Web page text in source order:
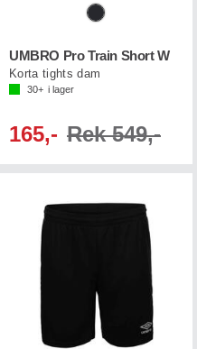
UMBRO Pro Train Short W
Korta tights dam
30+ i lager
165,- Rek 549,-